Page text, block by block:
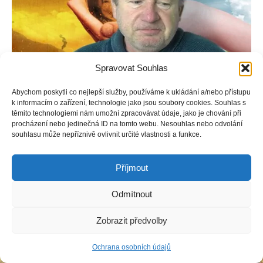
Spravovat Souhlas
Abychom poskytli co nejlepší služby, používáme k ukládání a/nebo přístupu
k informacím o zařízení, technologie jako jsou soubory cookies. Souhlas s
těmito technologiemi nám umožní zpracovávat údaje, jako je chování při
procházení nebo jedinečná ID na tomto webu. Nesouhlas nebo odvolání
souhlasu může nepříznivě ovlivnit určité vlastnosti a funkce.
Příjmout
Odmítnout
Zobrazit předvolby
Ochrana osobních údajů
Copyright © Weiron Dynamics, s.r.o. |Tvorba webových stráneka
SEO